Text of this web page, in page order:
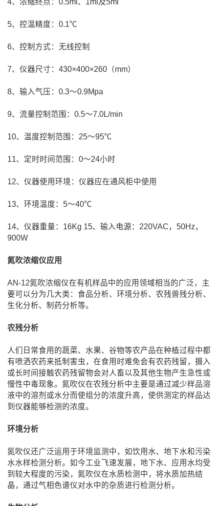
4、浓缩终点：0.5ml、1ml及5ml
5、控温精度：0.1℃
6、控制方式：无线控制
7、仪器尺寸：430×400×260（mm）
8、输入气压：0.3～0.9Mpa
9、流量控制范围：0.5～7.0L/min
10、温度控制范围：25～95℃
11、定时时间范围：0～24小时
12、仪器使用环境：仪器应在通风柜中使用
13、环境温度：5～40℃
14、仪器重量：16Kg 15、输入电源：220VAC，50Hz，
900W
氮吹浓缩仪应用
AN-12氮吹浓缩仪在有机样品中的应用领域相当的广泛，主
要可以分为几大类：食品分析、环境分析、农残兽残分析、
生化分析、制药分析等。
农残分析
人们日常食用的蔬菜、水果、谷物等农产品在种植过程中都
有喷洒农药来抵制害虫，在食用时难免会有农药残留，摄入
或长时间接触农药残留物会对人畜以及其他生物产生急性或
慢性中毒现象。氮吹仪在农残分析中主要是通过减少样品溶
液中的溶剂或水分而使组分的浓度升高，使供测定的样品达
到仪器能够检测的浓度。
环境分析
氮吹仪还广泛运用于环境监测中，如饮用水、地下水和污染
水水样检测分析。如今工业飞速发展，地下水、应用水均受
到较大程度的污染，氮吹仪在水质检测中，将水质加热结
晶，通过气相色谱仪对水中的杂质进行检测分析。